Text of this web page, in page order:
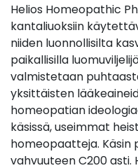
Helios Homeopathic
kantaliuoksiin
niiden luonnollisilta
paikallisilla
valmistetaan
yksittäisten
homeopatian
käsissä, useimmat
homeopaatteja.
vahvuuteen C200 asti.